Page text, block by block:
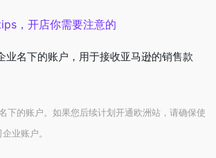
业名下的账户，用于接收亚马逊的销售款
下的账户。如果您后续计划开通欧洲站，请确保使
业账户。